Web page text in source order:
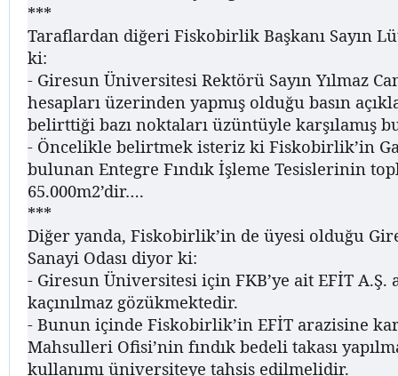
***
Taraflardan diğeri Fiskobirlik Başkanı Sayın
ki:
- Giresun Üniversitesi Rektörü Sayın Yılmaz
hesapları üzerinden yapmış olduğu basın
belirttiği bazı noktaları üzüntüyle karşılamış
- Öncelikle belirtmek isteriz ki Fiskobirlik’in
bulunan Entegre Fındık İşleme Tesislerinin
65.000m2’dir….
***
Diğer yanda, Fiskobirlik’in de üyesi olduğu
Sanayi Odası diyor ki:
- Giresun Üniversitesi için FKB’ye ait EFİT
kaçınılmaz gözükmektedir.
- Bunun içinde Fiskobirlik’in EFİT arazisine
Mahsulleri Ofisi’nin fındık bedeli takası
kullanımı üniversiteye tahsis edilmelidir.